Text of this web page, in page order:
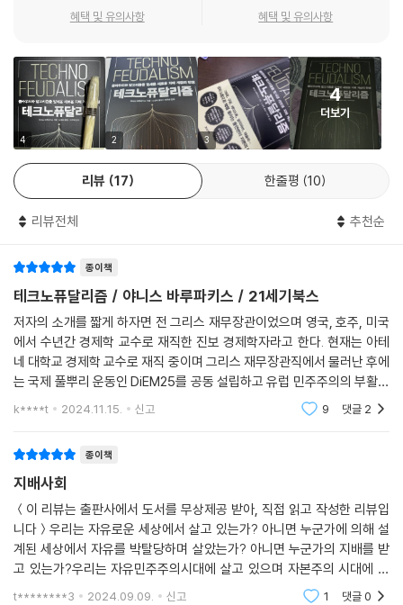
윤’은 마치 봉건시대의 지대(rent)로, 특히 플랫폼과 클라우드에 폭넓게
화 속에 클라우드 자본을 소유한 빅테크는 ‘신흥 봉건 영주’로서 새로운 지
배 계급으로 거듭나게 되었다.
그렇다면, 테크노퓨달리즘 시대에서 노동으로 임금을 얻던 평범한 우리는
어디에 있을까? 저자는 “우리 대부분은 새로운 지배 계급의 권력과 부에
무임금 노동으로 봉사하며, 기회가 주어질 때 간간이 임금노동을 할 수 있
는, 자본주의 이전 계급인 ‘농노’이자 ‘노예’로 전락해버리고 말았다”고 말
크가 짜놓은 알고리즘에 우리의 선택까지 조종당하면서 살아간다. 게다가
없다. 저자의 표현대로 우리는 ‘공짜 데이터 노동자’가 되고 만 것이다.
소수의 빅테크가 독점하는 클라우드와 알고리즘의 이익
인간의 선택을 조정하는 AI와 클라우드 영주에 맞서 자율성과 자유를 되찾
는 방법을 강구하다
지난 20년간 미국과 중국의 빅테크 기업들은 인터넷을 사유화했고, 엎친
리즘은 클라우드 영주라는 새로운 지배 계급을 탄생시켰고, 우리를 자본주
의 이전에 계급인 농노로 전락시키고 있다. 이런 와중에 우리는 어떻게 자
율성을 되찾고 자유를 회복할 수 있을까? 야니스 바루파키스의 시선을 따
라 테크노퓨달리즘에서 벗어나는 방법을 살펴보자. 테크노퓨달리즘의 시
대를 비판적인 시선으로 바라보는 눈을 기르고, 클라우드와 플랫폼을 공유
화하고, 클라우드 농노와 프롤레타리아가 모여 노동조합을 만들어 실질적
인 연대를 해나갈 수도 있다. 이 책은 알고리즘으로 우리를 길들이고 공짜
혜택 및 유의사항 혜택 및 유의사항
4 2 3
4
더보기
리뷰 17 한줄평 10
리뷰전체 추천순
종이책
테크노퓨달리즘 / 야니스 바루파키스 / 21세기북스
저자의 소개를 짧게 하자면 전 그리스 재무장관이었으며 영국, 호주, 미국
에서 수년간 경제학 교수로 재직한 진보 경제학자라고 한다. 현재는 아테
네 대학교 경제학 교수로 재직 중이며 그리스 재무장관직에서 물러난 후에
는 국제 풀뿌리 운동인 DiEM25를 공동 설립하고 유럽 민주주의의 부활을
위한 캠페인을 벌이고 있다고 한다. 책의 표지에 적혀있는 내용이지만 굳
k****t 2024.11.15. 신고 9 댓글 2
종이책
지배사회
＜이 리뷰는 출판사에서 도서를 무상제공 받아, 직접 읽고 작성한 리뷰입
니다＞우리는 자유로운 세상에서 살고 있는가? 아니면 누군가에 의해 설
계된 세상에서 자유를 박탈당하며 살았는가? 아니면 누군가의 지배를 받
고 있는가?우리는 자유민주주의시대에 살고 있으며 자본주의 시대에 살
고 있다. 우리는 누구나 표현의 자유와 천부적인권, 참정권 등을 지니고 있
t********3 2024.09.09. 신고 1 댓글0